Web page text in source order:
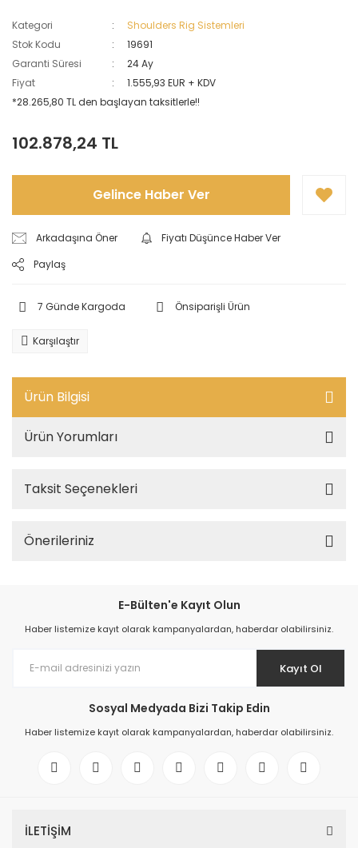
Kategori
Shoulders Rig Sistemleri
Stok Kodu
19691
Garanti Süresi
24 Ay
Fiyat
1.555,93 EUR + KDV
*28.265,80 TL den başlayan taksitlerle!!
102.878,24 TL
Gelince Haber Ver
Arkadaşına Öner
Fiyatı Düşünce Haber Ver
Paylaş
7 Günde Kargoda Önsiparişli Ürün
Karşılaştır
Ürün Bilgisi
Ürün Yorumları
Taksit Seçenekleri
Önerileriniz
E-Bülten'e Kayıt Olun
Haber listemize kayıt olarak kampanyalardan, haberdar olabilirsiniz.
Kayıt Ol
Sosyal Medyada Bizi Takip Edin
Haber listemize kayıt olarak kampanyalardan, haberdar olabilirsiniz.
İLETİŞİM